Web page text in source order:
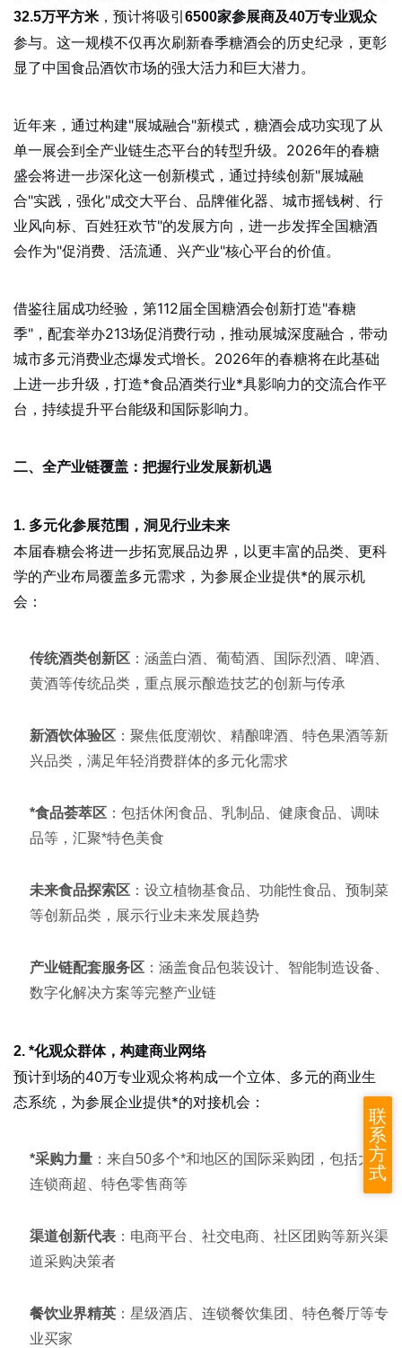
32.5万平方米 ，预计将吸引6500家参展商及40万专业观众
参与。这一规模不仅再次刷新春季糖酒会的历史纪录，更彰
显了中国食品酒饮市场的强大活力和巨大潜力。
近年来，通过构建"展城融合"新模式，糖酒会成功实现了从
单一展会到全产业链生态平台的转型升级。2026年的春糖
盛会将进一步深化这一创新模式，通过持续创新"展城融
合"实践，强化"成交大平台、品牌催化器、城市摇钱树、行
业风向标、百姓狂欢节"的发展方向，进一步发挥全国糖酒
会作为"促消费、活流通、兴产业"核心平台的价值。
借鉴往届成功经验，第112届全国糖酒会创新打造"春糖
季"，配套举办213场促消费行动，推动展城深度融合，带动
城市多元消费业态爆发式增长。2026年的春糖将在此基础
上进一步升级，打造*食品酒类行业*具影响力的交流合作平
台，持续提升平台能级和国际影响力。
二、全产业链覆盖：把握行业发展新机遇
1. 多元化参展范围，洞见行业未来
本届春糖会将进一步拓宽展品边界，以更丰富的品类、更科
学的产业布局覆盖多元需求，为参展企业提供*的展示机
会：
传统酒类创新区 ：涵盖白酒、葡萄酒、国际烈酒、啤酒、
黄酒等传统品类，重点展示酿造技艺的创新与传承
新酒饮体验区 ：聚焦低度潮饮、精酿啤酒、特色果酒等新
兴品类，满足年轻消费群体的多元化需求
*食品荟萃区 ：包括休闲食品、乳制品、健康食品、调味
品等，汇聚*特色美食
未来食品探索区 ：设立植物基食品、功能性食品、预制菜
等创新品类，展示行业未来发展趋势
产业链配套服务区 ：涵盖食品包装设计、智能制造设备、
数字化解决方案等完整产业链
2. *化观众群体，构建商业网络
预计到场的40万专业观众将构成一个立体、多元的商业生
态系统，为参展企业提供*的对接机会：
*采购力量 ：来自50多个*和地区的国际采购团，包括大型
连锁商超、特色零售商等
渠道创新代表 ：电商平台、社交电商、社区团购等新兴渠
道采购决策者
餐饮业界精英 ：星级酒店、连锁餐饮集团、特色餐厅等专
业买家
联
系
方
式